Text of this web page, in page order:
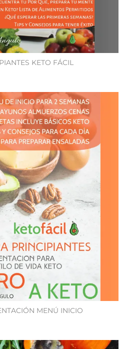
KETO FÁCIL
MENÚ INICIO